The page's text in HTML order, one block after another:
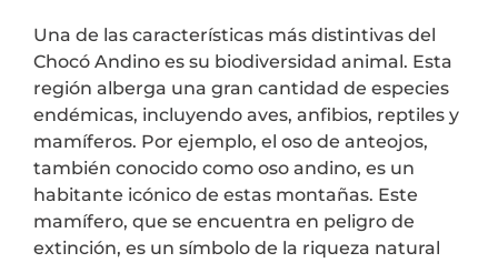
Una de las características más distintivas del
Chocó Andino es su biodiversidad animal. Esta
región alberga una gran cantidad de especies
endémicas, incluyendo aves, anfibios, reptiles y
mamíferos. Por ejemplo, el oso de anteojos,
también conocido como oso andino, es un
habitante icónico de estas montañas. Este
mamífero, que se encuentra en peligro de
extinción, es un símbolo de la riqueza natural